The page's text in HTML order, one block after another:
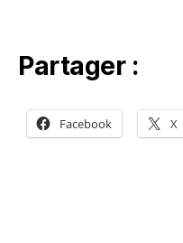
Partager :
Facebook X